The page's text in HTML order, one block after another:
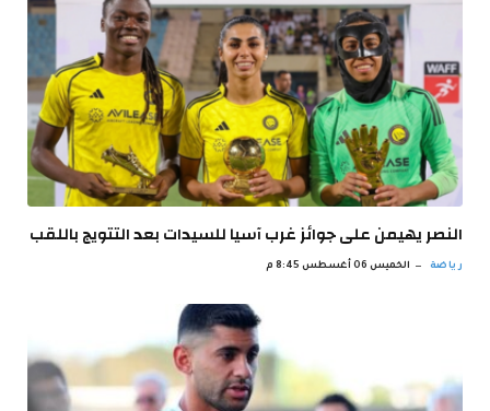
النصر يهيمن على جوائز غرب آسيا للسيدات بعد التتويج باللقب
رياضة الخميس 06 أغسطس 8:45 م